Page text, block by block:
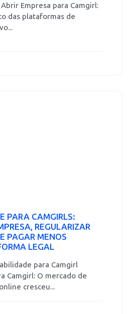
Empresa para Camgirl:
das plataformas de
PARA CAMGIRLS:
REGULARIZAR
PAGAR MENOS
LEGAL
para Camgirl
Camgirl: O mercado de
cresceu...